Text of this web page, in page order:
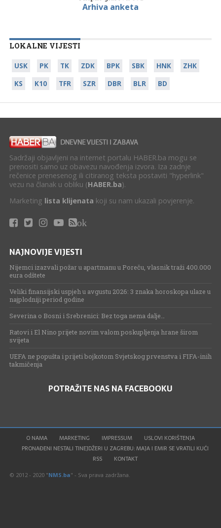
Arhiva anketa
LOKALNE VIJESTI
USK PK TK ZDK BPK SBK HNK
ZHK
KS
K10 TFR SZR DBR BLR BD
Sadržaji objavljeni na internet portalu HABER.ba mogu se
prenositi samo uz obavezu navođenja izvora. Iza zadnje
rečenice prenesenog ili citiranog teksta postaviti "hyperlink"
vezu na članak u obliku (HABER.ba).
Marketing lista klijenata koji su nam ukazali povjerenje.
ok
NAJNOVIJE VIJESTI
Nijemci izazvali požar u apartmanu u Poreču, vlasnik traži 400.000
eura odštete
Veliki finansijski uspjeh u avgustu 2026: 3 znaka horoskopa ulaze u
najplodniji period godine
Severina o Bosni i Srebrenici: Bez toga nema dalje…
Ratovi i El Nino prijete novim valom poskupljenja hrane širom
svijeta
UEFA ne popušta i prijeti bojkotom Svjetskog prvenstva i FIFA-inih
takmičenja
POTRAŽITE NAS NA FACEBOOKU
O NAMA MARKETING IMPRESSUM
USLOVI KORIŠTENJA
PRONAĐENI NESTALI TINEJDŽERI U ZAGREBU: MAJA I EMIR SE VRATILI KUĆI
RSS
KONTAKT
© 2012 - 2020 "NMS.ba" - Sva prava zadržana.